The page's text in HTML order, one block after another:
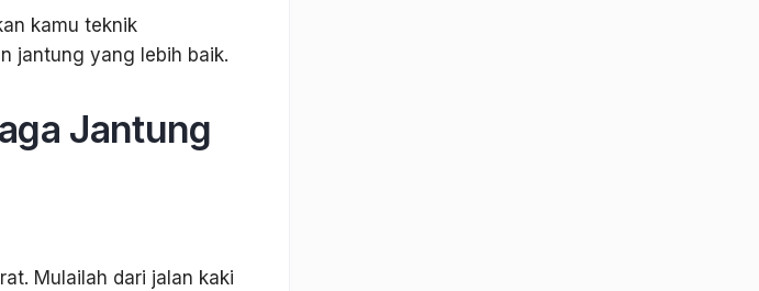
kamu teknik
jantung yang lebih baik.
Jantung
Mulailah dari jalan kaki